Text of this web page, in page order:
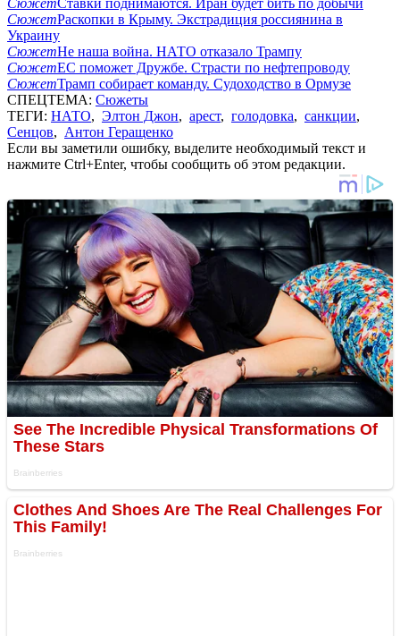
СюжетРаскопки в Крыму. Экстрадиция россиянина в
Украину
СюжетНе наша война. НАТО отказало Трампу
СюжетЕС поможет Дружбе. Страсти по нефтепроводу
СюжетТрамп собирает команду. Судоходство в Ормузе
СПЕЦТЕМА: Сюжеты
ТЕГИ: НАТО, Элтон Джон, арест, голодовка, санкции,
Сенцов, Антон Геращенко
Если вы заметили ошибку, выделите необходимый текст и
нажмите Ctrl+Enter, чтобы сообщить об этом редакции.